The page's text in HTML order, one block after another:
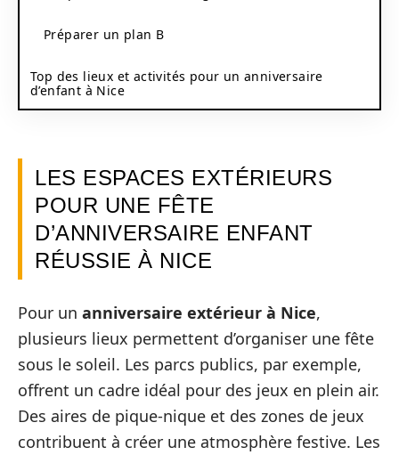
Préparer un plan B
Top des lieux et activités pour un anniversaire
d’enfant à Nice
LES ESPACES EXTÉRIEURS
POUR UNE FÊTE
D’ANNIVERSAIRE ENFANT
RÉUSSIE À NICE
Pour un anniversaire extérieur à Nice,
plusieurs lieux permettent d’organiser une fête
sous le soleil. Les parcs publics, par exemple,
offrent un cadre idéal pour des jeux en plein air.
Des aires de pique-nique et des zones de jeux
contribuent à créer une atmosphère festive. Les